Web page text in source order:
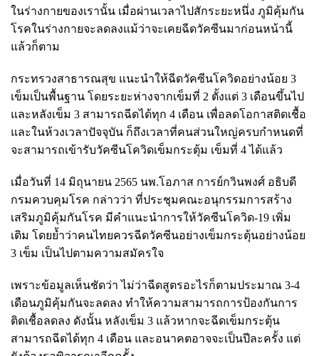
ในร่างกายของเรานั้น เมื่อผ่านเวลาไปสักระยะหนึ่ง ภูมิคุ้มกัน
โรคในร่างกายจะลดลงแม้ว่าจะเคยฉีดวัคซีนมาก่อนหน้านี้
แล้วก็ตาม
กระทรวงสาธารณสุข แนะนำให้ฉีดวัคซีนโควิดอย่างน้อย 3
เข็มเป็นพื้นฐาน โดยระยะห่างจากเข็มที่ 2 ตั้งแต่ 3 เดือนขึ้นไป
และหลังเข็ม 3 สามารถฉีดได้ทุก 4 เดือน เพื่อลดโอกาสติดเชื้อ
และในห้วงเวลาปัจจุบัน ก็ถึงเวลาที่คนส่วนใหญ่ครบกำหนดที่
จะสามารถเข้ารับวัคซีนโควิดเข็มกระตุ้ม เข็มที่ 4 ได้แล้ว
เมื่อวันที่ 14 มิถุนายน 2565 นพ.โอภาส การย์กวินพงศ์ อธิบดี
กรมควบคุมโรค กล่าวว่า ที่ประชุมคณะอนุกรรมการสร้าง
เสริมภูมิคุ้มกันโรค มีคำแนะนำการให้วัคซีนโควิด-19 เพิ่ม
เติม โดยย้ำว่าคนไทยควรฉีดวัคซีนอย่างเข็มกระตุ้นอย่างน้อย
3 เข็ม เป็นไปตามความสมัครใจ
เพราะข้อมูลเห็นชัดว่า ไม่ว่าฉีดสูตรอะไรก็ตามประมาณ 3-4
เดือนภูมิคุ้มกันจะลดลง ทำให้ความสามารถการป้องกันการ
ติดเชื้อลดลง ดังนั้น หลังเข็ม 3 แล้วหากจะฉีดเข็มกระตุ้น
สามารถฉีดได้ทุก 4 เดือน และอนาคตอาจจะเป็นปีละครั้ง แต่